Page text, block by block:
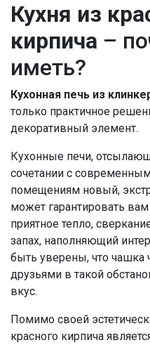
Кухня из
кирпича –
иметь?
Кухонная печь из
только практичное
декоративный элемент.
Кухонные печи,
сочетании с
помещениям новый,
может гарантировать вам
приятное тепло,
запах, наполняющий
быть уверены, что чашка
друзьями в такой
вкус.
Помимо своей
красного кирпича